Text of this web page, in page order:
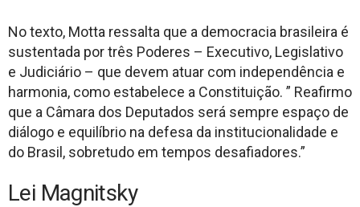
No texto, Motta ressalta que a democracia brasileira é
sustentada por três Poderes – Executivo, Legislativo
e Judiciário – que devem atuar com independência e
harmonia, como estabelece a Constituição. ” Reafirmo
que a Câmara dos Deputados será sempre espaço de
diálogo e equilíbrio na defesa da institucionalidade e
do Brasil, sobretudo em tempos desafiadores.”
Lei Magnitsky